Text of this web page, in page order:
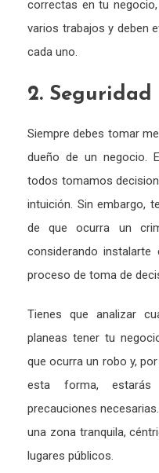
correctas en tu
varios trabajos y deben
cada uno.
2. Seguridad
Siempre debes tomar
dueño de un negocio.
todos tomamos
intuición. Sin embargo,
de que ocurra un
considerando
proceso de toma de
Tienes que analizar
planeas tener tu
que ocurra un robo y,
esta forma,
precauciones
una zona tranquila,
lugares públicos.